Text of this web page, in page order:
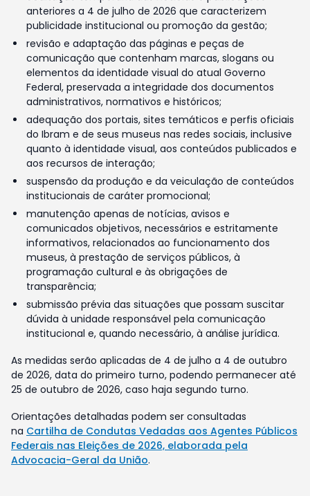
anteriores a 4 de julho de 2026 que caracterizem
publicidade institucional ou promoção da gestão;
revisão e adaptação das páginas e peças de
comunicação que contenham marcas, slogans ou
elementos da identidade visual do atual Governo
Federal, preservada a integridade dos documentos
administrativos, normativos e históricos;
adequação dos portais, sites temáticos e perfis oficiais
do Ibram e de seus museus nas redes sociais, inclusive
quanto à identidade visual, aos conteúdos publicados e
aos recursos de interação;
suspensão da produção e da veiculação de conteúdos
institucionais de caráter promocional;
manutenção apenas de notícias, avisos e
comunicados objetivos, necessários e estritamente
informativos, relacionados ao funcionamento dos
museus, à prestação de serviços públicos, à
programação cultural e às obrigações de
transparência;
submissão prévia das situações que possam suscitar
dúvida à unidade responsável pela comunicação
institucional e, quando necessário, à análise jurídica.
As medidas serão aplicadas de 4 de julho a 4 de outubro
de 2026, data do primeiro turno, podendo permanecer até
25 de outubro de 2026, caso haja segundo turno.
Orientações detalhadas podem ser consultadas
na Cartilha de Condutas Vedadas aos Agentes Públicos
Federais nas Eleições de 2026, elaborada pela
Advocacia-Geral da União.